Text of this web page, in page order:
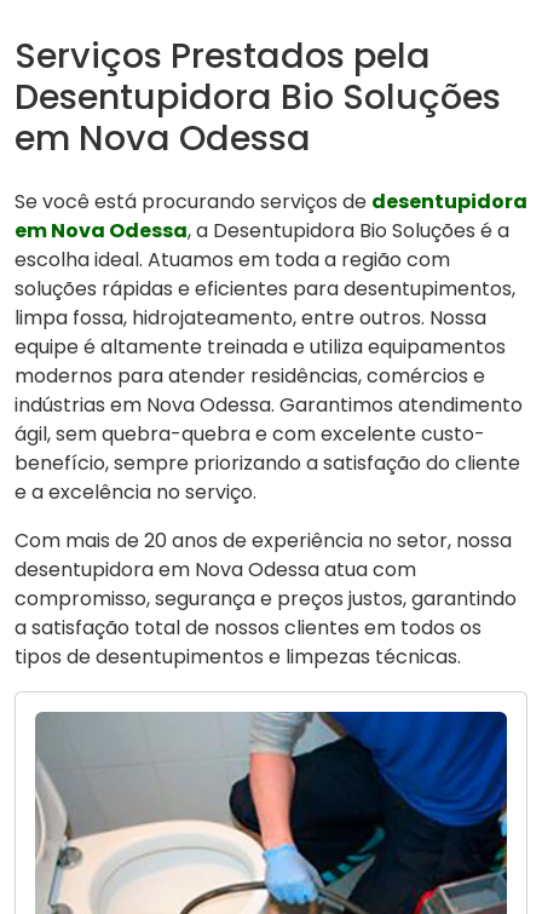
Serviços Prestados pela
Desentupidora Bio Soluções
em Nova Odessa
Se você está procurando serviços de desentupidora
em Nova Odessa, a Desentupidora Bio Soluções é a
escolha ideal. Atuamos em toda a região com
soluções rápidas e eficientes para desentupimentos,
limpa fossa, hidrojateamento, entre outros. Nossa
equipe é altamente treinada e utiliza equipamentos
modernos para atender residências, comércios e
indústrias em Nova Odessa. Garantimos atendimento
ágil, sem quebra-quebra e com excelente custo-
benefício, sempre priorizando a satisfação do cliente
e a excelência no serviço.
Com mais de 20 anos de experiência no setor, nossa
desentupidora em Nova Odessa atua com
compromisso, segurança e preços justos, garantindo
a satisfação total de nossos clientes em todos os
tipos de desentupimentos e limpezas técnicas.